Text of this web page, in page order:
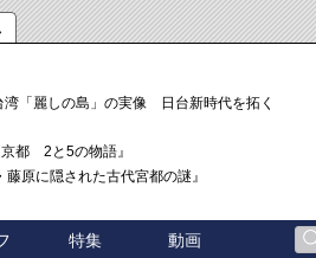
「麗しの島」の実像 日台新時代を拓く「3
都 2と5の物語』
原に隠された古代宮都の謎』
特集 動画